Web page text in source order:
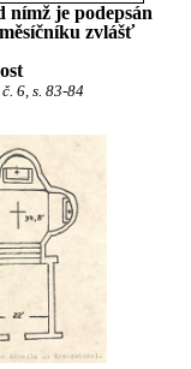
nímž je podepsán
zvlášť
6, s. 83-84